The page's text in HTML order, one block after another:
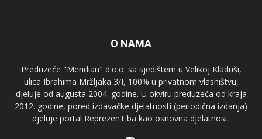
O NAMA
Preduzeće "Meridian" d.o.o. sa sjedištem u Velikoj Kladuši,
ulica Ibrahima Mržljaka 3/I, 100% u privatnom vlasništvu,
djeluje od augusta 2004. godine. U okviru preduzeća od kraja
2012. godine, pored izdavačke djelatnosti (periodična izdanja)
djeluje portal ReprezenT.ba kao osnovna djelatnost.